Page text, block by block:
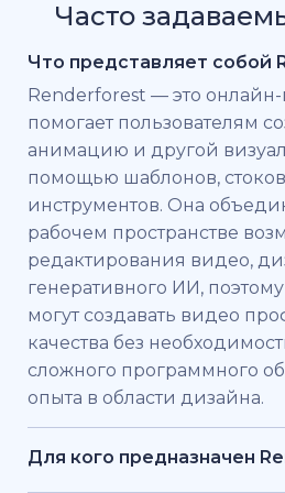
Часто
Что представляет собой
Renderforest — это онлайн-
помогает пользователям
анимацию и другой
помощью шаблонов,
инструментов. Она
рабочем пространстве
редактирования видео,
генеративного ИИ,
могут создавать видео
качества без
сложного программного
опыта в области дизайна.
Для кого предназначен